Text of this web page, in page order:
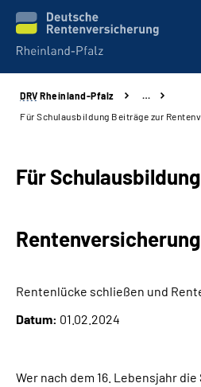
Unsere Leistungen
Karriere
Über uns
DRV Rheinland-Pfalz
…
Für Schulausbildung Beiträge zur
Für
Rentenlücke schließen und
Datum: 01.02.2024
Wer nach dem 16. Lebensjahr